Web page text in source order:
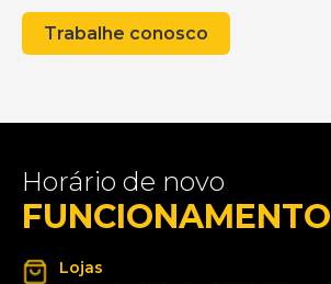
Trabalhe conosco
Horário de novo
FUNCIONAMENTO
Lojas